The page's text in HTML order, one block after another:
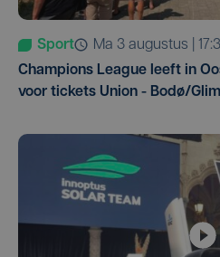
Sport
ma 3 augustus |
Champions League leeft in
voor tickets Union - Bodø/